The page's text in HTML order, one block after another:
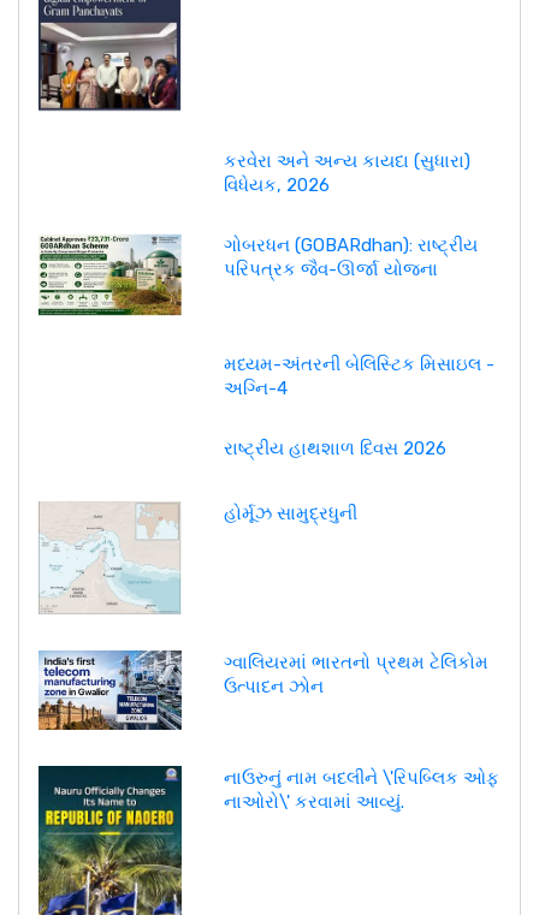
કરવેરા અને અન્ય કાયદા (સુધારા)
વિધેયક, 2026
ગોબરધન (GOBARdhan): રાષ્ટ્રીય
પરિપત્રક જૈવ-ઊર્જા યોજના
મધ્યમ-અંતરની બેલિસ્ટિક મિસાઇલ -
અગ્નિ-4
રાષ્ટ્રીય હાથશાળ દિવસ 2026
હોર્મૂઝ સામુદ્રધુની
ગ્વાલિયરમાં ભારતનો પ્રથમ ટેલિકોમ
ઉત્પાદન ઝોન
નાઉરુનું નામ બદલીને \'રિપબ્લિક ઓફ
નાઓરો\' કરવામાં આવ્યું.